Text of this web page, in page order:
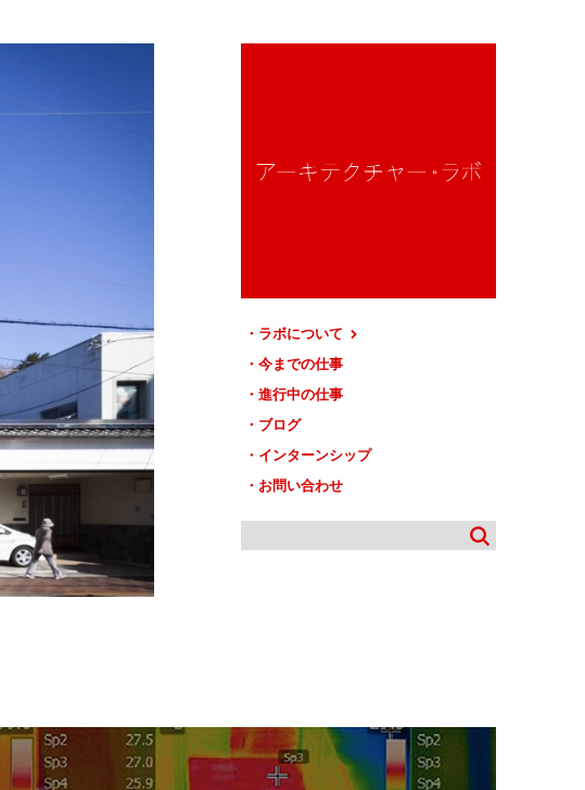
ラボについて
今までの仕事
進行中の仕事
ブログ
インターンシップ
お問い合わせ